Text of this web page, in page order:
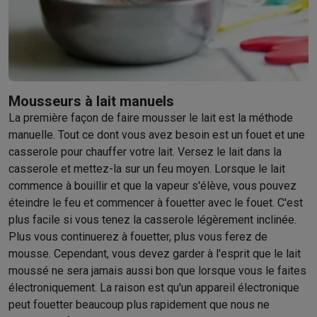
Barbecues
Barbecues au charbon
Boissons froides
Machines à boissons
Ustensiles de cuisine
Casseroles Balances de cuisine
DessertsGaufriersSorbetièresCrêpières
Desserts divers
Smart gardenPotagers d'intérieur Plantes aromatiques
Ménage & airco
AspirerAspirateurs Aspirateurs robotsAspirateurs balai
Robots d'entretienAspirateurs robotsAspirateurs robots laveur
NettoyerNettoyeurs de solsNettoyeurs à vapeur Nettoyeurs
Soin du linge Centrales vapeur Fers à repasserDéfroisseurs
CoutureMachines à coudreAccessoires
ClimatisationClimatiseurs mobilesAircoolersVentilateurs
Traitement de l'airPurificateurs d'airHumidificateurs
ChaufferChauffage électrique Couvertures chauffantes
Lavage & séchage
Machines à laver Sèche-linge
Sets
Animaux Distributeur de croquettes automatique Litière
Beauté & santé
Mousseurs à lait manuels
La première façon de faire mousser le lait est la méthode
manuelle. Tout ce dont vous avez besoin est un fouet et une
casserole pour chauffer votre lait. Versez le lait dans la
casserole et mettez-la sur un feu moyen. Lorsque le lait
commence à bouillir et que la vapeur s'élève, vous pouvez
éteindre le feu et commencer à fouetter avec le fouet. C'est
plus facile si vous tenez la casserole légèrement inclinée.
Plus vous continuerez à fouetter, plus vous ferez de
mousse. Cependant, vous devez garder à l'esprit que le lait
moussé ne sera jamais aussi bon que lorsque vous le faites
électroniquement. La raison est qu'un appareil électronique
peut fouetter beaucoup plus rapidement que nous ne